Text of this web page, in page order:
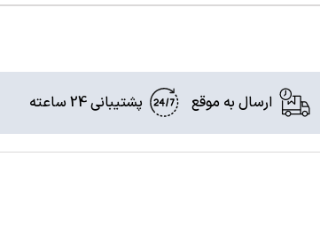
ارسال به موقع پشتیبانی 24 ساعته